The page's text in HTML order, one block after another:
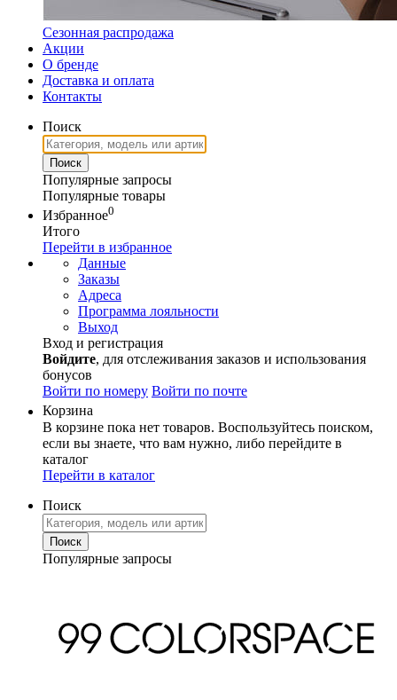
Сезонная распродажа
Акции
О бренде
Доставка и оплата
Контакты
Поиск
Популярные запросы
Популярные товары
Избранное0
Итого
Перейти в избранное
Данные
Заказы
Адреса
Программа лояльности
Выход
Вход и регистрация
Войдите, для отслеживания заказов и использования
бонусов
Войти по номеру Войти по почте
Корзина
В корзине пока нет товаров. Воспользуйтесь поиском,
если вы знаете, что вам нужно, либо перейдите в
каталог
Перейти в каталог
Поиск
Популярные запросы